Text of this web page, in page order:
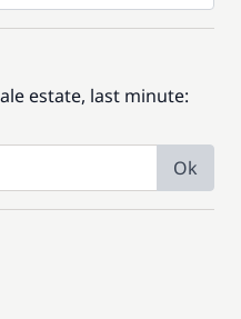
estate, last minute:
Ok